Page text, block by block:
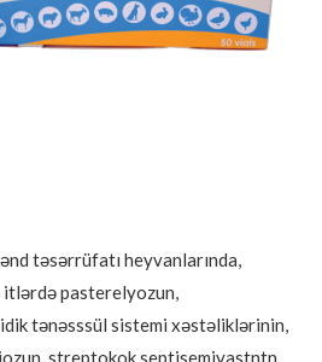
təsərrüfatı heyvanlarında,
pasterelyozun,
tənəsssül sistemi xəstəliklərinin,
streptokok septisemiyastntn,